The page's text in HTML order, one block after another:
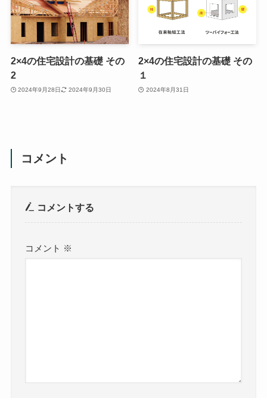
2×4の住宅設計の基礎 その
2
2024年9月28日 2024年9月30日
2×4の住宅設計の基礎 その
１
2024年8月31日
コメント
コメントする
コメント ※